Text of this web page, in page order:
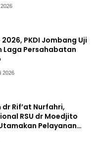
PKDI Jombang Uji
Laga Persahabatan
2026
Rif’at Nurfahri,
RSU dr Moedjito
Pelayanan